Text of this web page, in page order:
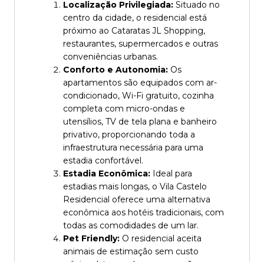
Localização Privilegiada: Situado no
centro da cidade, o residencial está
próximo ao Cataratas JL Shopping,
restaurantes, supermercados e outras
conveniências urbanas.
Conforto e Autonomia: Os
apartamentos são equipados com ar-
condicionado, Wi-Fi gratuito, cozinha
completa com micro-ondas e
utensílios, TV de tela plana e banheiro
privativo, proporcionando toda a
infraestrutura necessária para uma
estadia confortável.
Estadia Econômica: Ideal para
estadias mais longas, o Vila Castelo
Residencial oferece uma alternativa
econômica aos hotéis tradicionais, com
todas as comodidades de um lar.
Pet Friendly: O residencial aceita
animais de estimação sem custo